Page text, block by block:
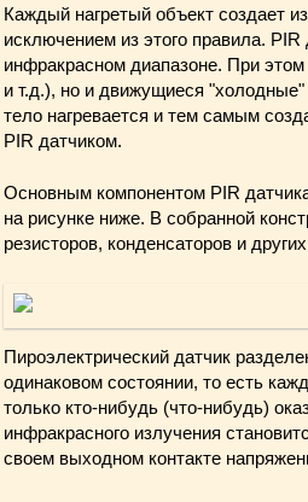
Каждый нагретый объект создает
исключением из этого правила.
инфракрасном диапазоне. При
и т.д.), но и движущиеся "холодные"
тело нагревается и тем самым
PIR датчиком.
Основным компонентом PIR
на рисунке ниже. В собранной
резисторов, конденсаторов и
Пироэлектрический датчик
одинаковом состоянии, то есть
только кто-нибудь (что-нибудь)
инфракрасного излучения
своем выходном контакте